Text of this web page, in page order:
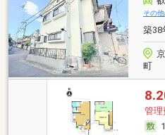
その
築38
町
管理